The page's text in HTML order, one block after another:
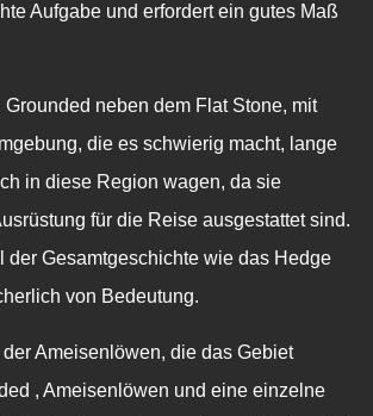
Aufgabe und erfordert ein gutes Maß
Grounded neben dem Flat Stone, mit
die es schwierig macht, lange
in diese Region wagen, da sie
für die Reise ausgestattet sind.
Gesamtgeschichte wie das Hedge
von Bedeutung.
Ameisenlöwen, die das Gebiet
, Ameisenlöwen und eine einzelne